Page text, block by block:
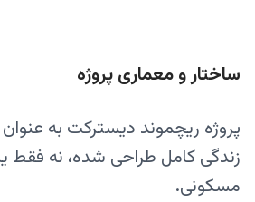
ساختار و معماری پروژه
پروژه ریچموند دیسترکت به
زندگی کامل طراحی شده، نه
مسکونی.